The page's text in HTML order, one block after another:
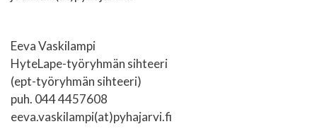
Eeva Vaskilampi
HyteLape-työryhmän sihteeri
(ept-työryhmän sihteeri)
puh. 044 4457608
eeva.vaskilampi(at)pyhajarvi.fi